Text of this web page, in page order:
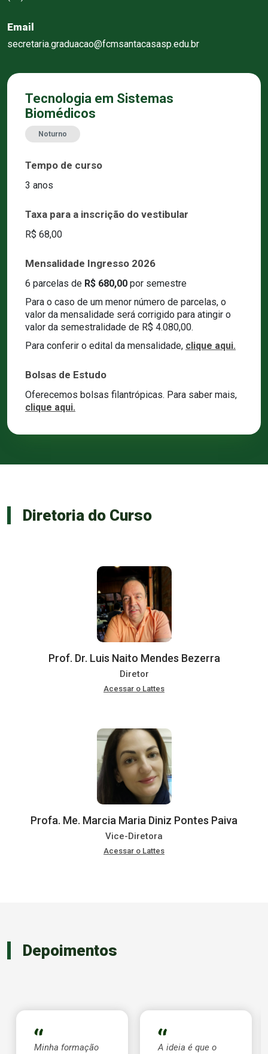
Email
secretaria.graduacao@fcmsantacasasp.edu.br
Tecnologia em Sistemas
Biomédicos
Noturno
Tempo de curso
3 anos
Taxa para a inscrição do vestibular
R$ 68,00
Mensalidade Ingresso 2026
6 parcelas de R$ 680,00 por semestre
Para o caso de um menor número de parcelas, o
valor da mensalidade será corrigido para atingir o
valor da semestralidade de R$ 4.080,00.
Para conferir o edital da mensalidade, clique aqui.
Bolsas de Estudo
Oferecemos bolsas filantrópicas. Para saber mais,
clique aqui.
Diretoria do Curso
Prof. Dr. Luis Naito Mendes Bezerra
Diretor
Acessar o Lattes
Profa. Me. Marcia Maria Diniz Pontes Paiva
Vice-Diretora
Acessar o Lattes
Depoimentos
Minha formação
A ideia é que o